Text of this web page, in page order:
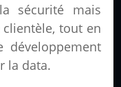
sécurité mais
tout en
la data.